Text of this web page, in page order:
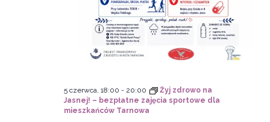
5 czerwca, 18:00 - 20:00
Żyj zdrowo na
Jasnej! – bezpłatne zajęcia sportowe dla
mieszkańców Tarnowa